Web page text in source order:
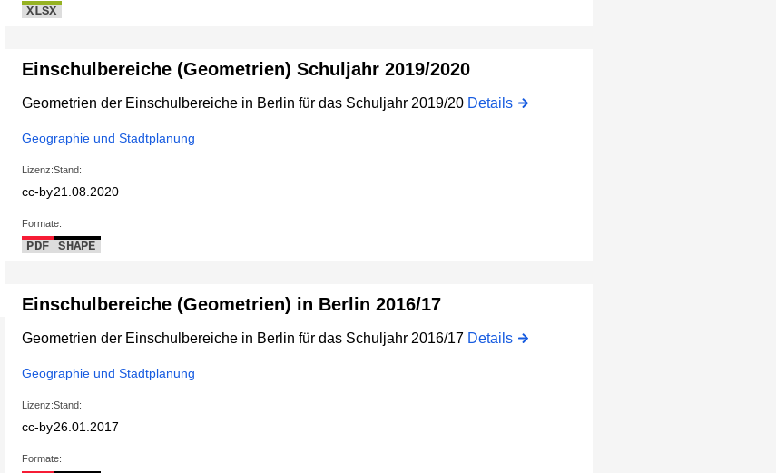
XLSX
Einschulbereiche (Geometrien) Schuljahr 2019/2020
Geometrien der Einschulbereiche in Berlin für das Schuljahr 2019/20 Details
Geographie und Stadtplanung
Lizenz:
cc-by
Stand:
21.08.2020
Formate:
PDF SHAPE
Einschulbereiche (Geometrien) in Berlin 2016/17
Geometrien der Einschulbereiche in Berlin für das Schuljahr 2016/17 Details
Geographie und Stadtplanung
Lizenz:
cc-by
Stand:
26.01.2017
Formate: